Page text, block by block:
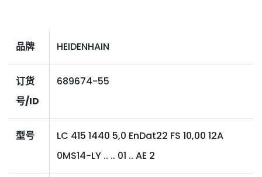
品牌 HEIDENHAIN
订货
号/ID
689674-55
型号
LC 415 1440 5,0 EnDat22 FS 10,00 12A
0MS14-LY .. .. 01 .. AE 2